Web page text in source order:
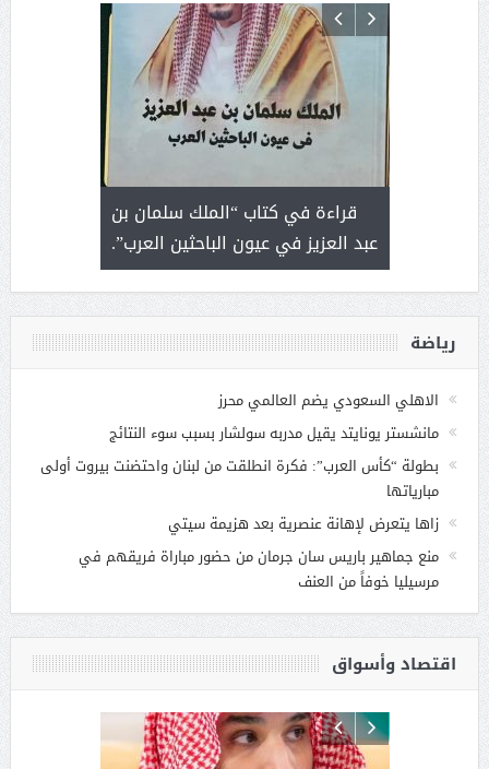
قراءة في كتاب “الملك سلمان بن
عبد العزيز في عيون الباحثين العرب”.
رياضة
الاهلي السعودي يضم العالمي محرز
مانشستر يونايتد يقيل مدربه سولشار بسبب سوء النتائج
بطولة “كأس العرب”: فكرة انطلقت من لبنان واحتضنت بيروت أولى
مبارياتها
زاها يتعرض لإهانة عنصرية بعد هزيمة سيتي
منع جماهير باريس سان جرمان من حضور مباراة فريقهم في
مرسيليا خوفاً من العنف
اقتصاد وأسواق